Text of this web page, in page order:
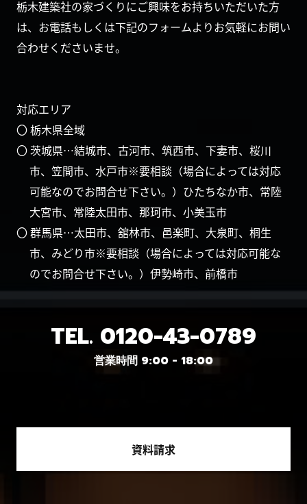
栃木建築社の家づくりにご興味をお持ちいただいた方
は、お電話もしくは下記のフォームよりお気軽にお問い
合わせくださいませ。
対応エリア
〇 栃木県全域
〇 茨城県…結城市、古河市、筑西市、下妻市、桜川
市、笠間市、水戸市※要相談（場合によっては対応
可能なのでお問合せ下さい。）ひたちなか市、常陸
大宮市、常陸太田市、那珂市、小美玉市
〇 群馬県…太田市、舘林市、邑楽町、大泉町、桐生
市、みどり市※要相談（場合によっては対応可能な
のでお問合せ下さい。）伊勢崎市、前橋市
TEL. 0120-43-0789
営業時間 9:00 - 18:00
資料請求